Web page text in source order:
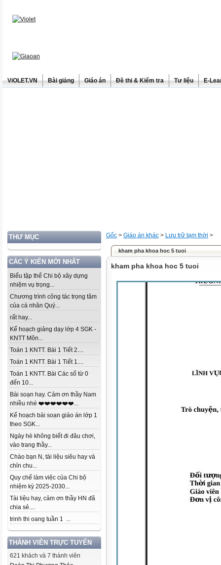
ViOLET.VN Bài giảng Giáo án Đề thi & Kiểm tra Tư liệu E-
THƯ MỤC
CÁC Ý KIẾN MỚI NHẤT
Biểu tập thể Chi bộ xây dựng
nhiệm vụ trọng...
Chương trình công tác trọng tâm
của cá nhân Quý...
rất hay...
Kế hoạch giảng dạy lớp 4 SGK -
KNTT Môn...
Toán 1 KNTT. Bài 1 Tiết 2....
Toán 1 KNTT. Bài 1 Tiết 1....
Toán 1 KNTT. Bài Các số từ 0
đến 10...
Bài soạn hay. Cảm ơn thầy Nam
nhiều nhé ❤️❤️❤️❤️❤️❤️...
Kế hoạch bài soạn giáo án lớp 1
theo SGK...
Ngày hè không biết đi đâu chơi,
vào trang thầy...
Chào bạn N, tài liệu siêu hay và
chỉn chu...
Quy chế làm việc của Chi bộ
nhiệm kỳ 2025-2030...
Tài liệu hay, cảm ơn thầy HN đã
chia sẻ....
trinh thi oang tuần 1 ...
THÀNH VIÊN TRỰC TUYẾN
621 khách và 7 thành viên
Gốc > Giáo án khác > Lưu trữ tạm thời >
kham pha khoa hoc 5 tuoi
kham pha khoa hoc 5 tuoi